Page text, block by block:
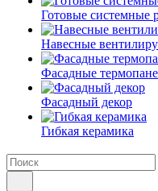
Готовые системные
Навесные
Фасадные
Фасадный декор
Гибкая керамика